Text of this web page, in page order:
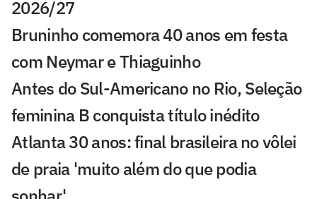
2026/27
Bruninho comemora 40 anos em festa
com Neymar e Thiaguinho
Antes do Sul-Americano no Rio, Seleção
feminina B conquista título inédito
Atlanta 30 anos: final brasileira no vôlei
de praia 'muito além do que podia